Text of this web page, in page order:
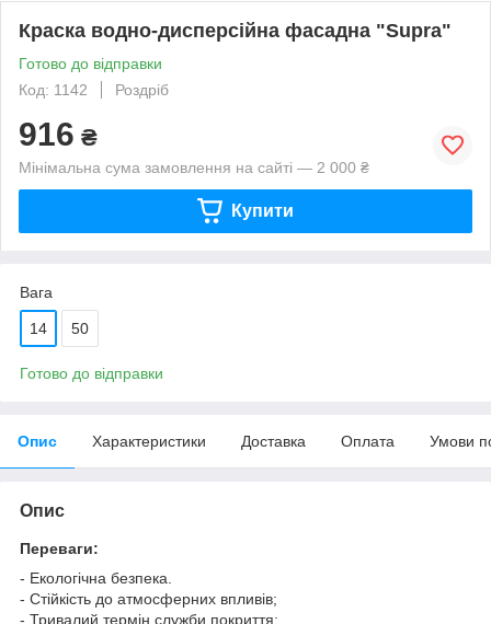
Краска водно-дисперсійна фасадна "Supra"
Готово до відправки
Код: 1142
Роздріб
916 ₴
Мінімальна сума замовлення на сайті — 2 000 ₴
Купити
Вага
14 50
Готово до відправки
Опис Характеристики Доставка Оплата Умови
Опис
Переваги:
- Екологічна безпека.
- Стійкість до атмосферних впливів;
- Тривалий термін служби покриття;